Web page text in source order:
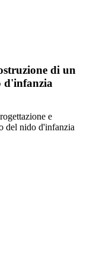
di un
d'infanzia
e
del nido d'infanzia